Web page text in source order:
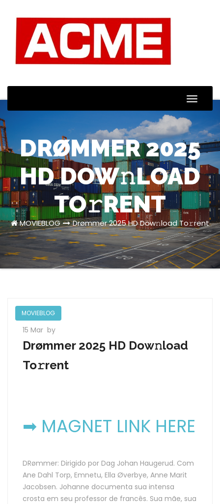
Toggle
DRØMMER 2025
HD DOW𝚗LOAD
TO𝚛RENT
MOVIEBLOG Drømmer 2025 HD Dow𝚗load To𝚛rent
MOVIEBLOG
15 Mar by
Drømmer 2025 HD Dow𝚗load
To𝚛rent
➡ MAGNET LINK HERE
DRømmer: Dirigido por Dag Johan Haugerud. Com
Ane Dahl Torp, Emnetu, Ella Øverbye, Anne Marit
Jacobsen. Johanne documenta sua intensa
crosta em seu professor de francês. Sua mãe, sua